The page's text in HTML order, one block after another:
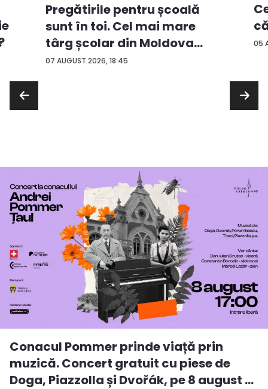
07 AUGUST 2026, 18:45
Pregătirile pentru școală
sunt în toi. Cel mai mare
târg școlar din Moldova
con...
05
Conacul Pommer prinde viață prin
muzică. Concert gratuit cu piese de
Doga, Piazzolla și Dvořák, pe 8 august ...